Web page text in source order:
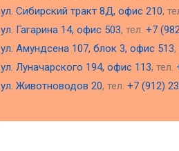
ул. Сибирский тракт 8Д, офис 210,
ул. Гагарина 14, офис 503, тел. +7
ул. Амундсена 107, блок 3, офис 513,
ул. Луначарского 194, офис 113, тел.
ул. Животноводов 20, тел. +7 (912)